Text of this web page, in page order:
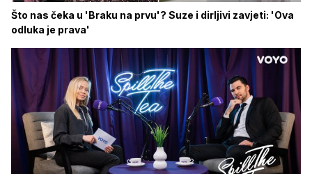
Što nas čeka u 'Braku na prvu'? Suze i dirljivi zavjeti: 'Ova
odluka je prava'